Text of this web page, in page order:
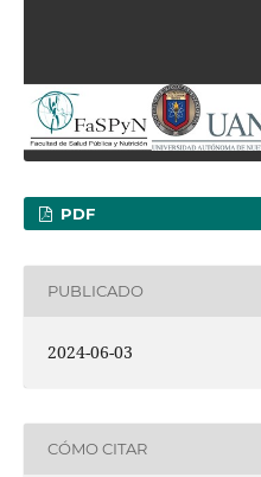
PDF
PUBLICADO
2024-06-03
CÓMO CITAR